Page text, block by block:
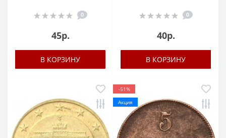
0
45р.
В КОРЗИНУ
0
40р.
В КОРЗИНУ
-51%
Акция